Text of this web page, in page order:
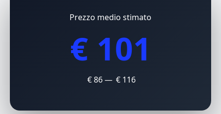
Prezzo medio stimato
€ 101
€ 86 — € 116